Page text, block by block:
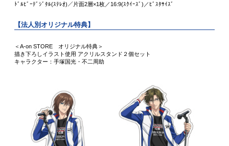
ﾄﾞﾙﾋﾞｰﾃﾞｼﾞﾀﾙ(ｽﾃﾚｵ)／片面2層×1枚／16:9(ｽｸｲｰｽﾞ)／ﾋﾞｽﾀｻｲｽﾞ
【法人別オリジナル特典】
＜A-on STORE オリジナル特典＞
描き下ろしイラスト使用 アクリルスタンド２個セット
キャラクター：手塚国光・不二周助